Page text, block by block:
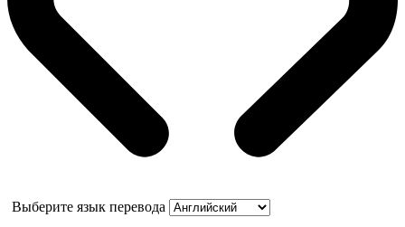
Выберите язык перевода